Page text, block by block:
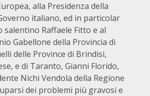
alla Presidenza della
italiano, ed in particolar
Raffaele Fitto e al
Gabellone della Provincia di
delle Province di Brindisi,
e di Taranto, Gianni Florido,
Nichi Vendola della Regione
dei problemi più gravosi e